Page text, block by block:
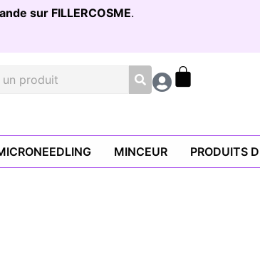
sur FILLERCOSME.
MINCEUR PRODUITS